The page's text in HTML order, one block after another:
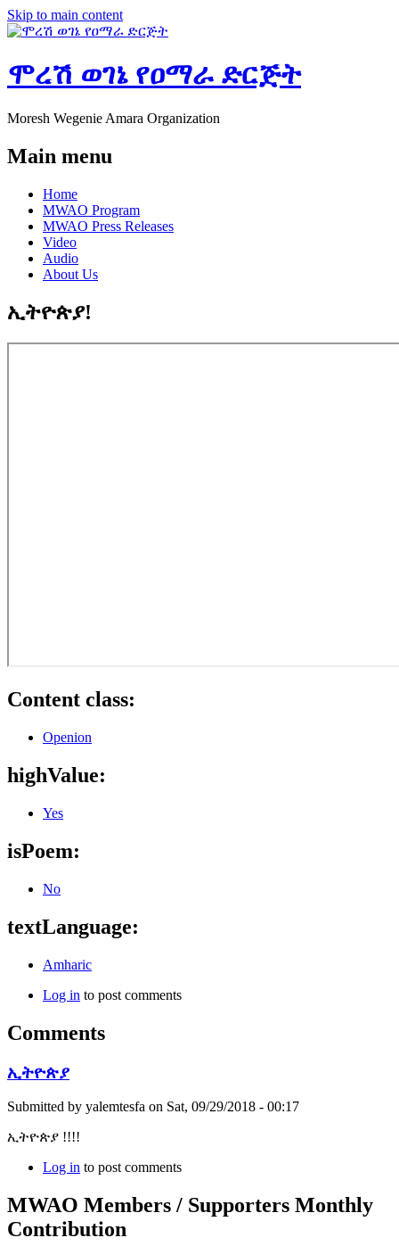
Skip to main content
ሞረሽ ወገኔ የዐማራ ድርጅት
Moresh Wegenie Amara Organization
Main menu
Home
MWAO Program
MWAO Press Releases
Video
Audio
About Us
ኢትዮጵያ!
Content class:
Openion
highValue:
Yes
isPoem:
No
textLanguage:
Amharic
Log in to post comments
Comments
ኢትዮጵያ
Submitted by yalemtesfa on Sat, 09/29/2018 - 00:17
ኢትዮጵያ !!!!
Log in to post comments
MWAO Members / Supporters Monthly
Contribution